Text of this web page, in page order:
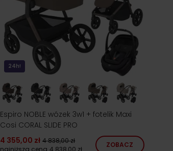
24h!
Espiro NOBLE wózek 3w1 + fotelik Maxi
Cosi CORAL SLIDE PRO
4 355,00 zł 4 838,00 zł
najniższa cena 4 838,00 zł
ZOBACZ